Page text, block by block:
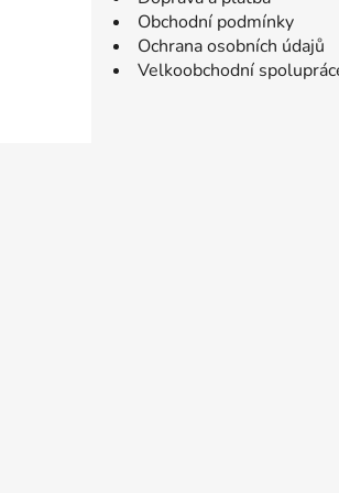
Obchodní podmínky
Ochrana osobních údajů
Velkoobchodní